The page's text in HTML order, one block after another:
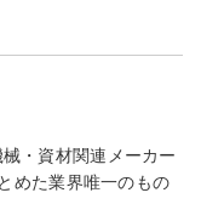
・資材関連メーカー
めた業界唯一のもの